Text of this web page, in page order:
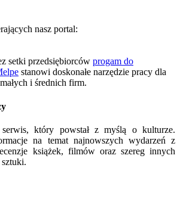
nasz portal:
setki przedsiębiorców progam do
stanowi doskonałe narzędzie pracy dla
i średnich firm.
który powstał z myślą o kulturze.
na temat najnowszych wydarzeń z
książek, filmów oraz szereg innych